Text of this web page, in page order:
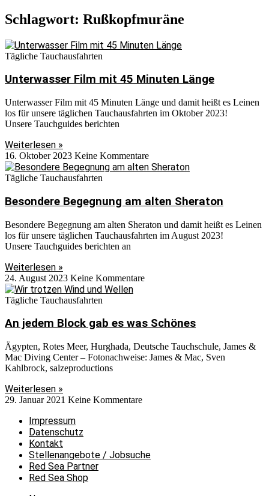
Schlagwort: Rußkopfmuräne
Tägliche Tauchausfahrten
Unterwasser Film mit 45 Minuten Länge
Unterwasser Film mit 45 Minuten Länge und damit heißt es Leinen
los für unsere täglichen Tauchausfahrten im Oktober 2023!
Unsere Tauchguides berichten
Weiterlesen »
16. Oktober 2023 Keine Kommentare
Tägliche Tauchausfahrten
Besondere Begegnung am alten Sheraton
Besondere Begegnung am alten Sheraton und damit heißt es Leinen
los für unsere täglichen Tauchausfahrten im August 2023!
Unsere Tauchguides berichten an
Weiterlesen »
24. August 2023 Keine Kommentare
Tägliche Tauchausfahrten
An jedem Block gab es was Schönes
Ägypten, Rotes Meer, Hurghada, Deutsche Tauchschule, James &
Mac Diving Center – Fotonachweise: James & Mac, Sven
Kahlbrock, salzeproductions
Weiterlesen »
29. Januar 2021 Keine Kommentare
Impressum
Datenschutz
Kontakt
Stellenangebote / Jobsuche
Red Sea Partner
Red Sea Shop